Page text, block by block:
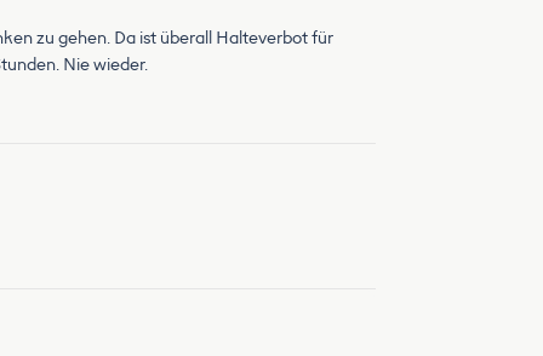
zu gehen. Da ist überall Halteverbot für
Nie wieder.